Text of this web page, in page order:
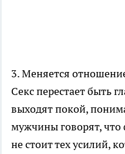
3. Меняется
Секс перестает быть
выходят покой,
мужчины говорят, что
не стоит тех усилий,